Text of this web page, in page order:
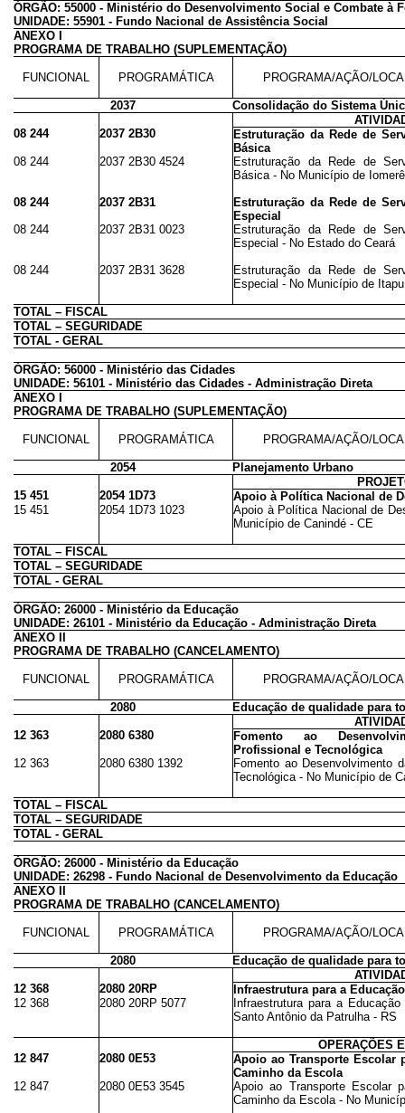
ÓRGÃO: 55000 - Ministério do Desenvolvimento Social e Combate à
UNIDADE: 55901 - Fundo Nacional de Assistência Social
ANEXO I
PROGRAMA DE TRABALHO (SUPLEMENTAÇÃO)
FUNCIONAL PROGRAMÁTICA PROGRAMA/AÇÃO/
2037
Consolidação do Sistema
08 244
2037 2B30
Estruturação da Rede de
Básica
08 244
2037 2B30 4524
Estruturação da Rede de
Básica - No Município de
08 244
2037 2B31
Estruturação da Rede de
Especial
08 244
2037 2B31 0023
Estruturação da Rede de
Especial - No Estado do Ceará
08 244
2037 2B31 3628
Estruturação da Rede de
Especial - No Município de
TOTAL – FISCAL
TOTAL – SEGURIDADE
TOTAL - GERAL
ÓRGÃO: 56000 - Ministério das Cidades
UNIDADE: 56101 - Ministério das Cidades - Administração Direta
ANEXO I
PROGRAMA DE TRABALHO (SUPLEMENTAÇÃO)
FUNCIONAL PROGRAMÁTICA PROGRAMA/AÇÃO/
2054
Planejamento Urbano
15 451
2054 1D73
Apoio à Política Nacional de
15 451
2054 1D73 1023
Apoio à Política Nacional de
Município de Canindé - CE
TOTAL – FISCAL
TOTAL – SEGURIDADE
TOTAL - GERAL
ÓRGÃO: 26000 - Ministério da Educação
UNIDADE: 26101 - Ministério da Educação - Administração Direta
ANEXO II
PROGRAMA DE TRABALHO (CANCELAMENTO)
FUNCIONAL PROGRAMÁTICA PROGRAMA/AÇÃO/
2080
Educação de qualidade para
12 363
2080 6380
Fomento ao
Profissional e Tecnológica
12 363
2080 6380 1392
Fomento ao Desenvolvimento
Tecnológica - No Município de
TOTAL – FISCAL
TOTAL – SEGURIDADE
TOTAL - GERAL
ÓRGÃO: 26000 - Ministério da Educação
UNIDADE: 26298 - Fundo Nacional de Desenvolvimento da Educação
ANEXO II
PROGRAMA DE TRABALHO (CANCELAMENTO)
FUNCIONAL PROGRAMÁTICA PROGRAMA/AÇÃO/
2080
Educação de qualidade para
12 368
2080 20RP
Infraestrutura para a
12 368
2080 20RP 5077
Infraestrutura para a
Santo Antônio da Patrulha - RS
OPERAÇÕES
12 847
2080 0E53
Apoio ao Transporte Escolar
Caminho da Escola
12 847
2080 0E53 3545
Apoio ao Transporte Escolar
Caminho da Escola - No